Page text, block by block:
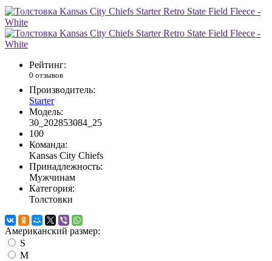
Рейтинг:
0 отзывов
Производитель:
Starter
Модель:
30_202853084_25
100
Команда:
Kansas City Chiefs
Принадлежность:
Мужчинам
Категория:
Толстовки
Американский размер:
S
M